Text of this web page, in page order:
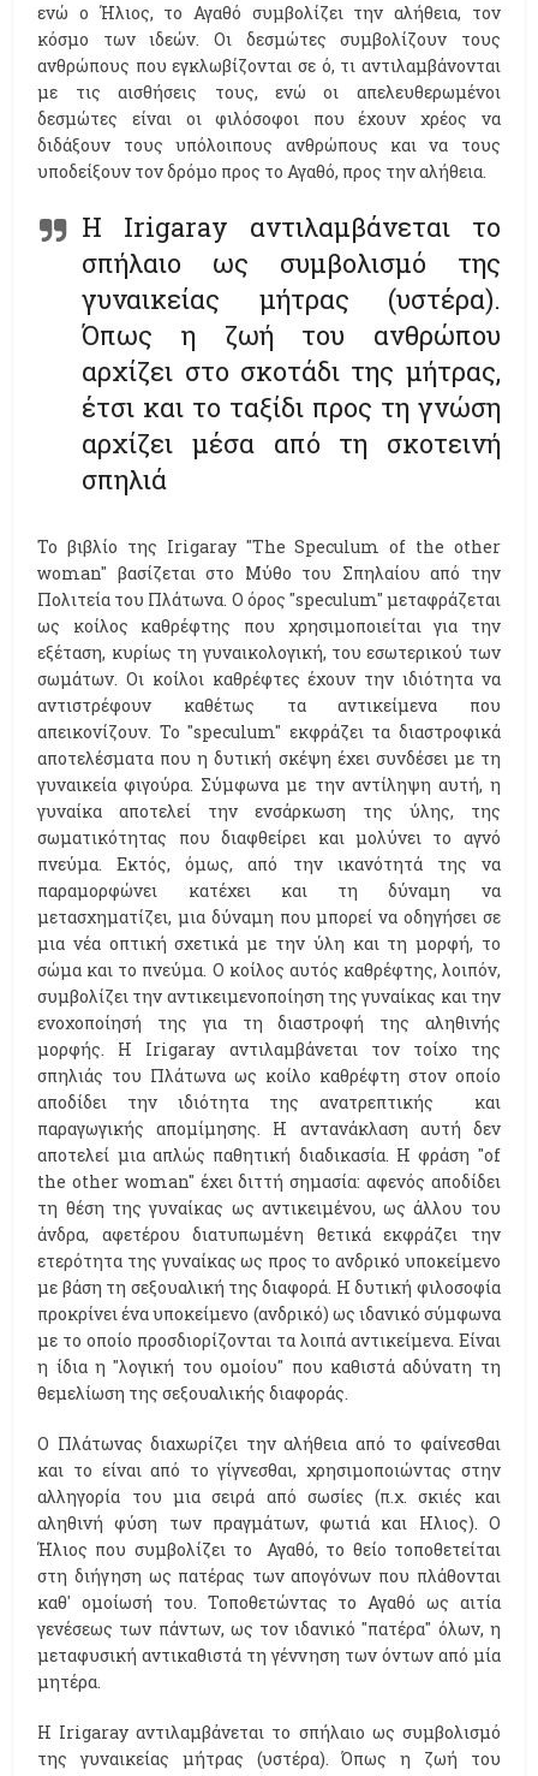
ενώ ο Ήλιος, το Αγαθό συμβολίζει την αλήθεια, τον
κόσμο των ιδεών. Οι δεσμώτες συμβολίζουν τους
ανθρώπους που εγκλωβίζονται σε ό, τι αντιλαμβάνονται
με τις αισθήσεις τους, ενώ οι απελευθερωμένοι
δεσμώτες είναι οι φιλόσοφοι που έχουν χρέος να
διδάξουν τους υπόλοιπους ανθρώπους και να τους
υποδείξουν τον δρόμο προς το Αγαθό, προς την αλήθεια.
Η Ιrigaray αντιλαμβάνεται το
σπήλαιο ως συμβολισμό της
γυναικείας μήτρας (υστέρα).
Όπως η ζωή του ανθρώπου
αρχίζει στο σκοτάδι της μήτρας,
έτσι και το ταξίδι προς τη γνώση
αρχίζει μέσα από τη σκοτεινή
σπηλιά
Το βιβλίο της Irigaray ''The Speculum of the other
woman'' βασίζεται στο Μύθο του Σπηλαίου από την
Πολιτεία του Πλάτωνα. Ο όρος ''speculum'' μεταφράζεται
ως κοίλος καθρέφτης που χρησιμοποιείται για την
εξέταση, κυρίως τη γυναικολογική, του εσωτερικού των
σωμάτων. Οι κοίλοι καθρέφτες έχουν την ιδιότητα να
αντιστρέφουν καθέτως τα αντικείμενα που
απεικονίζουν. Το ''speculum'' εκφράζει τα διαστροφικά
αποτελέσματα που η δυτική σκέψη έχει συνδέσει με τη
γυναικεία φιγούρα. Σύμφωνα με την αντίληψη αυτή, η
γυναίκα αποτελεί την ενσάρκωση της ύλης, της
σωματικότητας που διαφθείρει και μολύνει το αγνό
πνεύμα. Εκτός, όμως, από την ικανότητά της να
παραμορφώνει κατέχει και τη δύναμη να
μετασχηματίζει, μια δύναμη που μπορεί να οδηγήσει σε
μια νέα οπτική σχετικά με την ύλη και τη μορφή, το
σώμα και το πνεύμα. Ο κοίλος αυτός καθρέφτης, λοιπόν,
συμβολίζει την αντικειμενοποίηση της γυναίκας και την
ενοχοποίησή της για τη διαστροφή της αληθινής
μορφής. Η Ιrigaray αντιλαμβάνεται τον τοίχο της
σπηλιάς του Πλάτωνα ως κοίλο καθρέφτη στον οποίο
αποδίδει την ιδιότητα της ανατρεπτικής και
παραγωγικής απομίμησης. Η αντανάκλαση αυτή δεν
αποτελεί μια απλώς παθητική διαδικασία. Η φράση ''of
the other woman'' έχει διττή σημασία: αφενός αποδίδει
τη θέση της γυναίκας ως αντικειμένου, ως άλλου του
άνδρα, αφετέρου διατυπωμένη θετικά εκφράζει την
ετερότητα της γυναίκας ως προς το ανδρικό υποκείμενο
με βάση τη σεξουαλική της διαφορά. Η δυτική φιλοσοφία
προκρίνει ένα υποκείμενο (ανδρικό) ως ιδανικό σύμφωνα
με το οποίο προσδιορίζονται τα λοιπά αντικείμενα. Είναι
η ίδια η ''λογική του ομοίου'' που καθιστά αδύνατη τη
θεμελίωση της σεξουαλικής διαφοράς.
Ο Πλάτωνας διαχωρίζει την αλήθεια από το φαίνεσθαι
και το είναι από το γίγνεσθαι, χρησιμοποιώντας στην
αλληγορία του μια σειρά από σωσίες (π.χ. σκιές και
αληθινή φύση των πραγμάτων, φωτιά και Ηλιος). Ο
Ήλιος που συμβολίζει το Αγαθό, το θείο τοποθετείται
στη διήγηση ως πατέρας των απογόνων που πλάθονται
καθ' ομοίωσή του. Τοποθετώντας το Αγαθό ως αιτία
γενέσεως των πάντων, ως τον ιδανικό ''πατέρα'' όλων, η
μεταφυσική αντικαθιστά τη γέννηση των όντων από μία
μητέρα.
Η Ιrigaray αντιλαμβάνεται το σπήλαιο ως συμβολισμό
της γυναικείας μήτρας (υστέρα). Όπως η ζωή του